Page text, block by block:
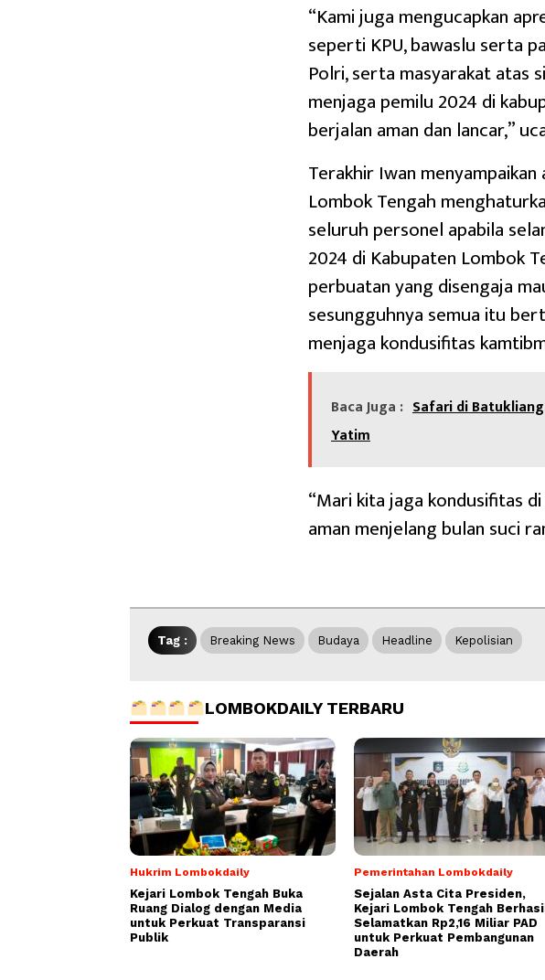
“Kami juga mengucapkan
seperti KPU, bawaslu serta
Polri, serta masyarakat atas
menjaga pemilu 2024 di
berjalan aman dan lancar,”
Terakhir Iwan
Lombok Tengah
seluruh personel apabila
2024 di Kabupaten Lombok
perbuatan yang disengaja
sesungguhnya semua itu
menjaga kondusifitas
Baca Juga : Safari di
Yatim
“Mari kita jaga kondusifitas
aman menjelang bulan suci
Tag : Breaking News Budaya Headline Kepolisian
LOMBOKDAILY TERBARU
Hukrim Lombokdaily
Kejari Lombok Tengah Buka
Ruang Dialog dengan Media
untuk Perkuat Transparansi
Publik
Pemerintahan Lombokdaily
Sejalan Asta Cita Presiden,
Kejari Lombok Tengah
Selamatkan Rp2,16 Miliar PAD
untuk Perkuat Pembangunan
Daerah